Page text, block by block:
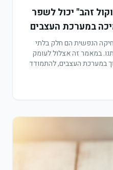
זהב" יכול לשפר
במערכת העצבים
הנפשית הם חלק בלתי
במאמר זה אצלול לעומק
במערכת העצבים, להתמודד